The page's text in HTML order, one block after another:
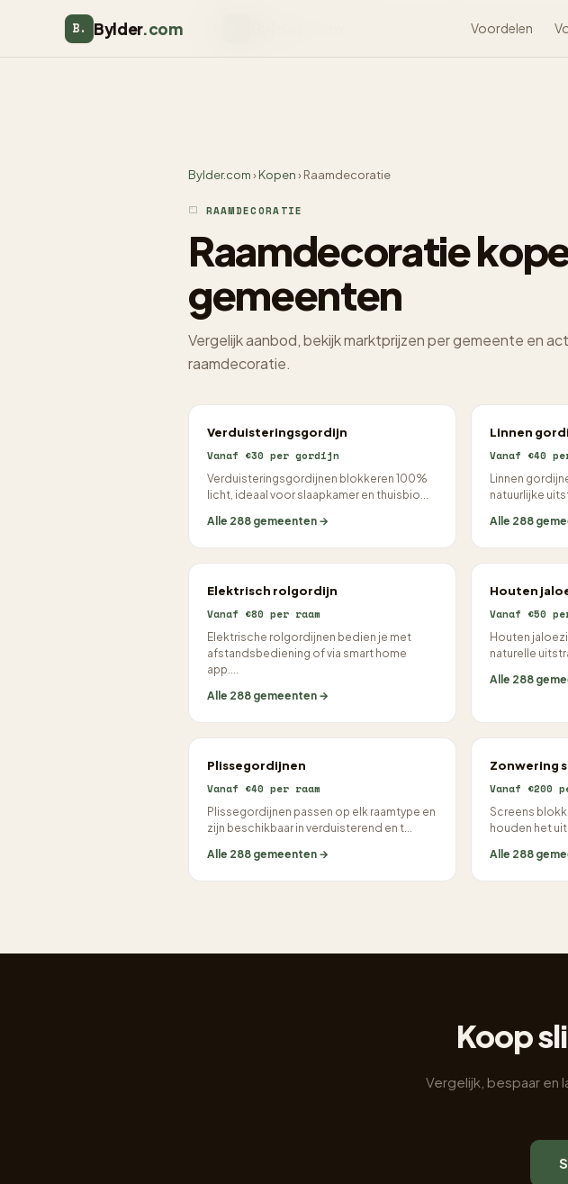
Verbouwen
B. Bylder.com Voordelen
Bylder.com›Kopen› Raamdecoratie
RAAMDECORATIE
Raamdecoratie
gemeenten
Vergelijk aanbod, bekijk marktprijzen per gemeente en
raamdecoratie.
Verduisteringsgordijn
Vanaf €30 per gordijn
Verduisteringsgordijnen blokkeren 100%
licht, ideaal voor slaapkamer en thuisbio...
Alle 288 gemeenten →
Linnen
Vanaf €40
Linnen
natuurlijke
Alle 288
Elektrisch rolgordijn
Vanaf €80 per raam
Elektrische rolgordijnen bedien je met
afstandsbediening of via smart home
app....
Alle 288 gemeenten →
Houten
Vanaf €50
Houten
naturelle
Alle 288
Plissegordijnen
Vanaf €40 per raam
Plissegordijnen passen op elk raamtype en
zijn beschikbaar in verduisterend en t...
Alle 288 gemeenten →
Zonwering
Vanaf €200
Screens
houden het
Alle 288
Koop
Vergelijk, bespaar en